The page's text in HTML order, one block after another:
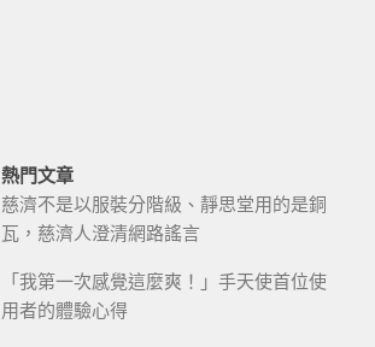
熱門文章
慈濟不是以服裝分階級、靜思堂用的是銅
瓦，慈濟人澄清網路謠言
「我第一次感覺這麼爽！」手天使首位使
用者的體驗心得